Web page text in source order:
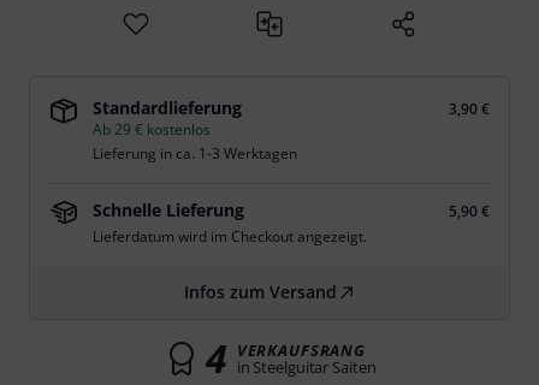
Standardlieferung
3,90 €
Ab 29 € kostenlos
Lieferung in ca. 1-3 Werktagen
Schnelle Lieferung
5,90 €
Lieferdatum wird im Checkout angezeigt.
Infos zum Versand
4 VERKAUFSRANG
in Steelguitar Saiten